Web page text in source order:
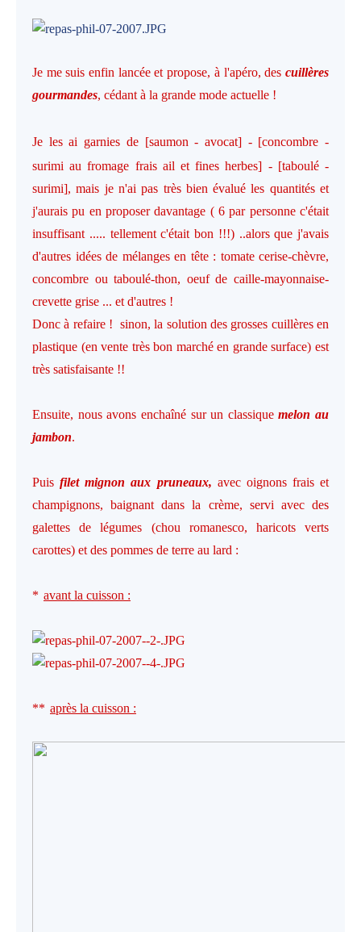
Je me suis enfin lancée et propose, à l'apéro, des cuillères
gourmandes, cédant à la grande mode actuelle !
Je les ai garnies de [saumon - avocat] - [concombre -
surimi au fromage frais ail et fines herbes] - [taboulé -
surimi], mais je n'ai pas très bien évalué les quantités et
j'aurais pu en proposer davantage ( 6 par personne c'était
insuffisant ..... tellement c'était bon !!!) ..alors que j'avais
d'autres idées de mélanges en tête : tomate cerise-chèvre,
concombre ou taboulé-thon, oeuf de caille-mayonnaise-
crevette grise ... et d'autres !
Donc à refaire ! sinon, la solution des grosses cuillères en
plastique (en vente très bon marché en grande surface) est
très satisfaisante !!
Ensuite, nous avons enchaîné sur un classiquemelon au
jambon.
Puisfilet mignon aux pruneaux, avec oignons frais et
champignons, baignant dans la crème, servi avec des
galettes de légumes (chou romanesco, haricots verts
carottes) et des pommes de terre au lard :
* avant la cuisson :
** après la cuisson :